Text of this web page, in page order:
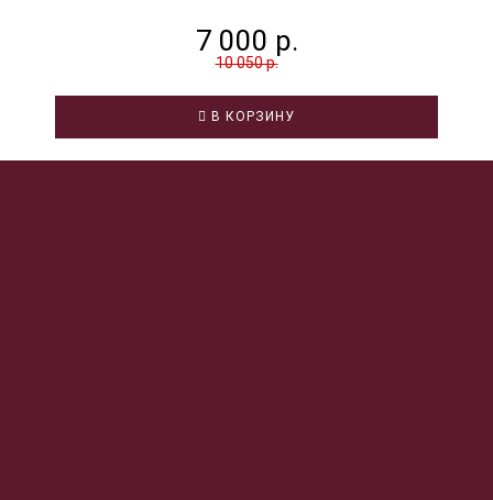
7 000 р.
10 050 р.
В КОРЗИНУ